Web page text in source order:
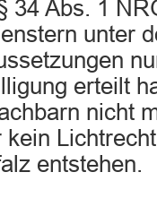
34 Abs. 1
unter
erteilt
nicht
kein
entstehen.